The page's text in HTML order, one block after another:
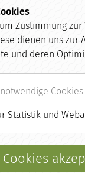
Datenschutz
Impressum
Kontakt
Zustimmung zur
dienen uns zur
und deren
Cookies
Statistik und
SEHR GUT
4,99 / 5,00
48
Bewertungen von 2